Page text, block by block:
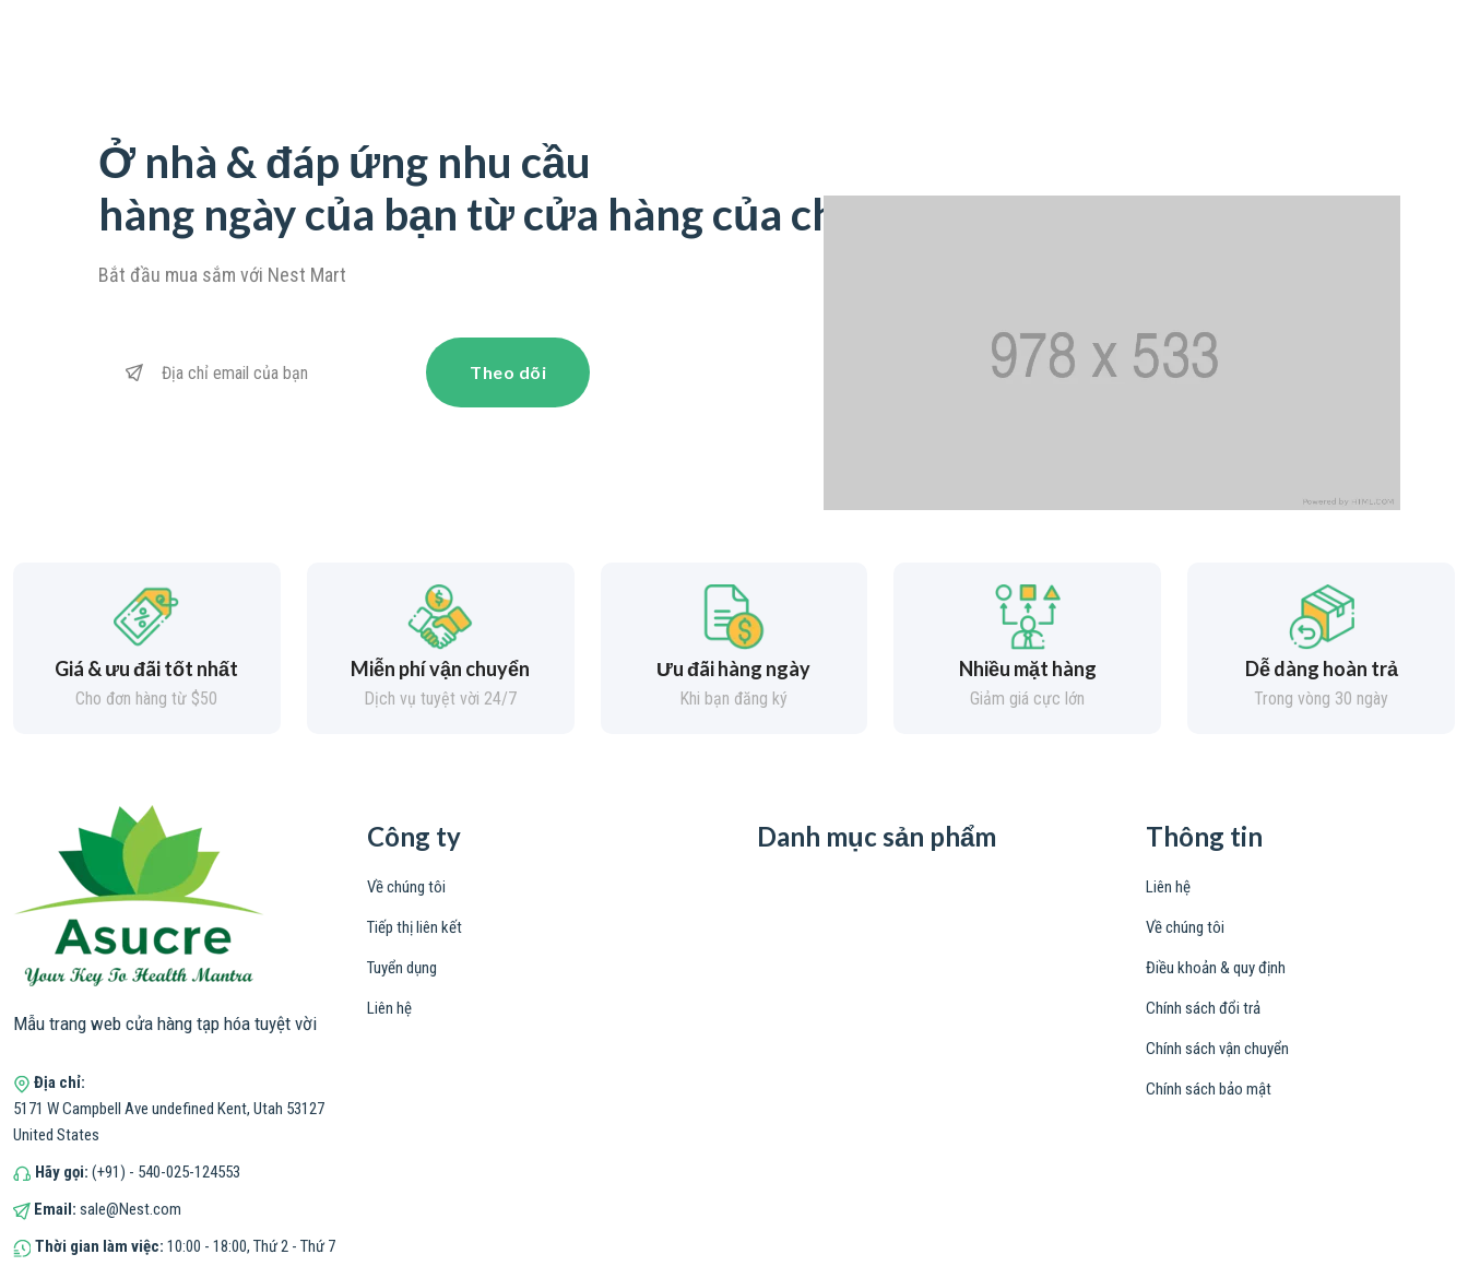
Ở nhà & đáp ứng nhu cầu
hàng ngày của bạn từ cửa hàng của chúng tôi
Bắt đầu mua sắm với Nest Mart
Theo dõi
Giá & ưu đãi tốt nhất
Cho đơn hàng từ $50
Miễn phí vận chuyển
Dịch vụ tuyệt vời 24/7
Ưu đãi hàng ngày
Khi bạn đăng ký
Nhiều mặt hàng
Giảm giá cực lớn
Dễ dàng hoàn trả
Trong vòng 30 ngày
Mẫu trang web cửa hàng tạp hóa tuyệt vời
Địa chỉ:
5171 W Campbell Ave undefined Kent, Utah 53127
United States
Hãy gọi: (+91) - 540-025-124553
Email: sale@Nest.com
Thời gian làm việc: 10:00 - 18:00, Thứ 2 - Thứ 7
Công ty
Về chúng tôi
Tiếp thị liên kết
Tuyển dụng
Liên hệ
Danh mục sản phẩm Thông tin
Liên hệ
Về chúng tôi
Điều khoản & quy định
Chính sách đổi trả
Chính sách vận chuyển
Chính sách bảo mật